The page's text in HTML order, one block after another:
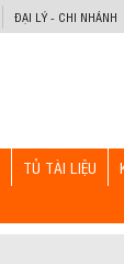
ĐẠI LÝ - CHI NHÁNH
TỦ TÀI LIỆU